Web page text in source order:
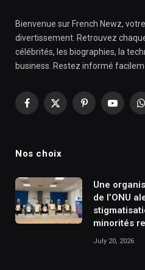
Bienvenue sur French Newz,
divertissement. Retrouvez
célébrités, les biographies, la
business. Restez informé
Facebook
X
PinterestYouTube
Nos choix
Une
de l’ONU
minorités
July 20, 2026